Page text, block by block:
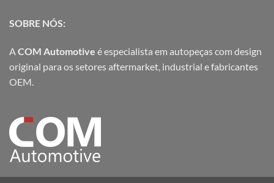
SOBRE NÓS:
A COM Automotive é especialista em autopeças com design
original para os setores aftermarket, industrial e fabricantes
OEM.